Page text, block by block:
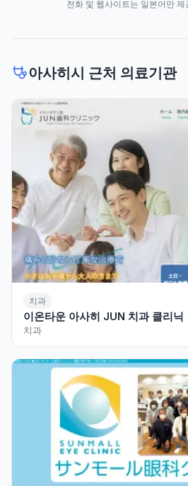
전화 및 웹사이트는 일본어만 제
아사히시 근처 의료기관
치과
이온타운 아사히 JUN 치과 클리닉
치과